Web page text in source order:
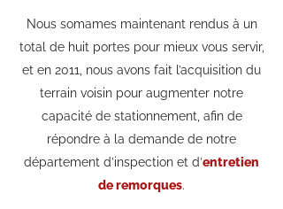
Nous somames maintenant rendus à un
total de huit portes pour mieux vous servir,
et en 2011, nous avons fait l’acquisition du
terrain voisin pour augmenter notre
capacité de stationnement, afin de
répondre à la demande de notre
département d’inspection et d’entretien
de remorques.